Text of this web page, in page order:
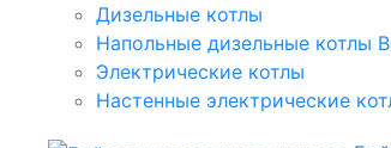
Дизельные котлы
Напольные дизельные котлы
Электрические котлы
Настенные электрические